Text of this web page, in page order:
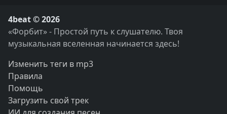
4beat © 2026
«Форбит» - Простой путь к слушателю. Твоя
музыкальная вселенная начинается здесь!
Изменить теги в mp3
Правила
Помощь
Загрузить свой трек